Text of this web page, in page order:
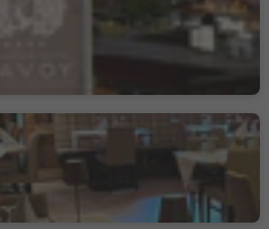
La Villa, Badia, Regione dolomitica Alta Badia
Pizzeria Ristorante Salvan